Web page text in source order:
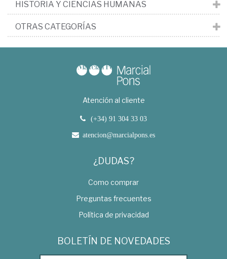
HISTORIA Y CIENCIAS HUMANAS
OTRAS CATEGORÍAS
Atención al cliente
(+34) 91 304 33 03
atencion@marcialpons.es
¿DUDAS?
Como comprar
Preguntas frecuentes
Política de privacidad
BOLETÍN DE NOVEDADES